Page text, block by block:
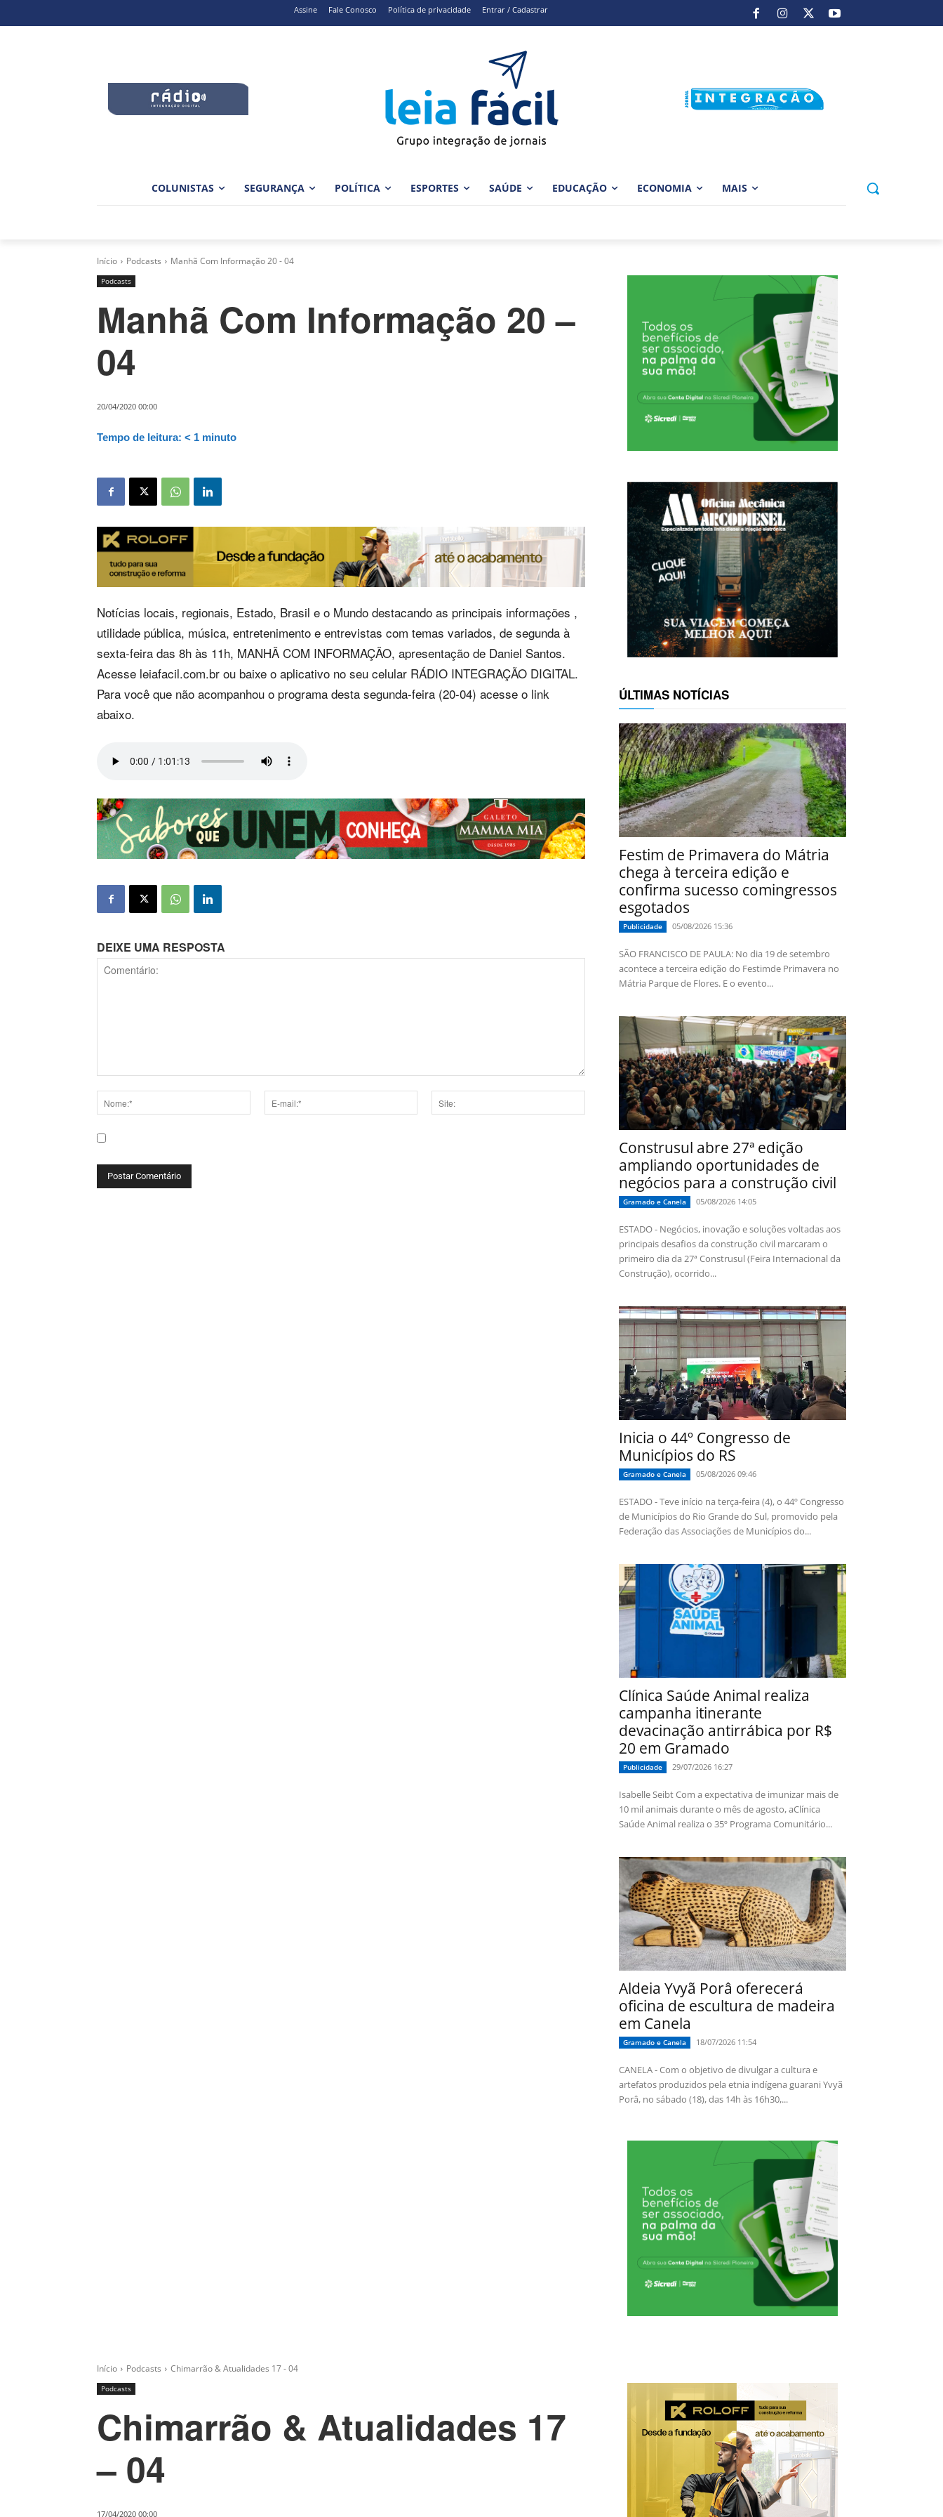
Assine Fale Conosco Política de privacidade Entrar / Cadastrar
COLUNISTAS SEGURANÇA POLÍTICA ESPORTES SAÚDE EDUCAÇÃO ECONOMIA MAIS
Início Podcasts Manhã Com Informação 20 - 04
Podcasts
Manhã Com Informação 20 –
04
20/04/2020 00:00
Tempo de leitura: < 1 minuto
Notícias locais, regionais, Estado, Brasil e o Mundo destacando as principais informações ,
utilidade pública, música, entretenimento e entrevistas com temas variados, de segunda à
sexta-feira das 8h às 11h, MANHÃ COM INFORMAÇÃO, apresentação de Daniel Santos.
Acesse leiafacil.com.br ou baixe o aplicativo no seu celular RÁDIO INTEGRAÇÃO DIGITAL.
Para você que não acompanhou o programa desta segunda-feira (20-04) acesse o link
abaixo.
DEIXE UMA RESPOSTA
ÚLTIMAS NOTÍCIAS
Festim de Primavera do Mátria
chega à terceira edição e
confirma sucesso comingressos
esgotados
Publicidade 05/08/2026 15:36
SÃO FRANCISCO DE PAULA: No dia 19 de setembro
acontece a terceira edição do Festimde Primavera no
Mátria Parque de Flores. E o evento...
Construsul abre 27ª edição
ampliando oportunidades de
negócios para a construção civil
Gramado e Canela 05/08/2026 14:05
ESTADO - Negócios, inovação e soluções voltadas aos
principais desafios da construção civil marcaram o
primeiro dia da 27ª Construsul (Feira Internacional da
Construção), ocorrido...
Inicia o 44º Congresso de
Municípios do RS
Gramado e Canela 05/08/2026 09:46
ESTADO - Teve início na terça-feira (4), o 44º Congresso
de Municípios do Rio Grande do Sul, promovido pela
Federação das Associações de Municípios do...
Clínica Saúde Animal realiza
campanha itinerante
devacinação antirrábica por R$
20 em Gramado
Publicidade 29/07/2026 16:27
Isabelle Seibt Com a expectativa de imunizar mais de
10 mil animais durante o mês de agosto, aClínica
Saúde Animal realiza o 35º Programa Comunitário...
Aldeia Yvyã Porâ oferecerá
oficina de escultura de madeira
em Canela
Gramado e Canela 18/07/2026 11:54
CANELA - Com o objetivo de divulgar a cultura e
artefatos produzidos pela etnia indígena guarani Yvyã
Porâ, no sábado (18), das 14h às 16h30,...